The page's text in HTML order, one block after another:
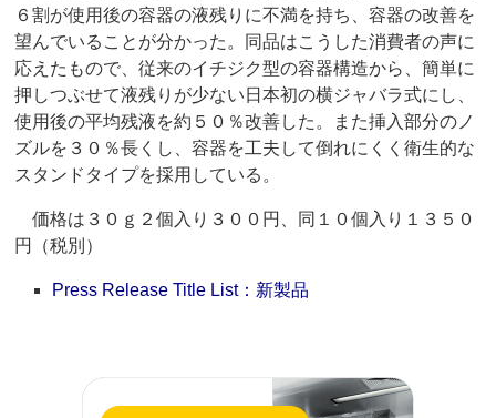
６割が使用後の容器の液残りに不満を持ち、容器の改善を
望んでいることが分かった。同品はこうした消費者の声に
応えたもので、従来のイチジク型の容器構造から、簡単に
押しつぶせて液残りが少ない日本初の横ジャバラ式にし、
使用後の平均残液を約５０％改善した。また挿入部分のノ
ズルを３０％長くし、容器を工夫して倒れにくく衛生的な
スタンドタイプを採用している。
価格は３０ｇ２個入り３００円、同１０個入り１３５０
円（税別）
Press Release Title List：新製品